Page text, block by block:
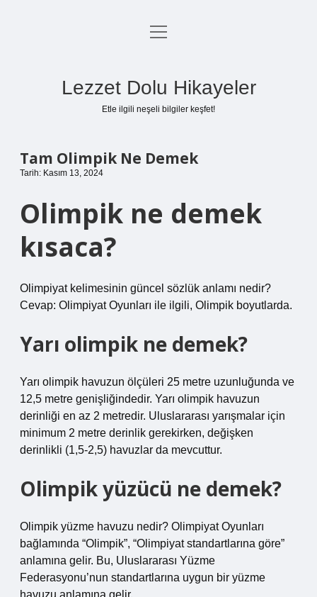
Anasayfa
menüyü
Lezzet Dolu Hikayeler
Etle ilgili neşeli bilgiler keşfet!
Tam Olimpik Ne Demek
Tarih: Kasım 13, 2024
Olimpik ne demek
kısaca?
Olimpiyat kelimesinin güncel sözlük anlamı nedir?
Cevap: Olimpiyat Oyunları ile ilgili, Olimpik boyutlarda.
Yarı olimpik ne demek?
Yarı olimpik havuzun ölçüleri 25 metre uzunluğunda ve
12,5 metre genişliğindedir. Yarı olimpik havuzun
derinliği en az 2 metredir. Uluslararası yarışmalar için
minimum 2 metre derinlik gerekirken, değişken
derinlikli (1,5-2,5) havuzlar da mevcuttur.
Olimpik yüzücü ne demek?
Olimpik yüzme havuzu nedir? Olimpiyat Oyunları
bağlamında “Olimpik”, “Olimpiyat standartlarına göre”
anlamına gelir. Bu, Uluslararası Yüzme
Federasyonu’nun standartlarına uygun bir yüzme
havuzu anlamına gelir.